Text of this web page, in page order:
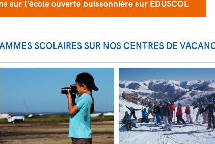
sur l’école ouverte buissonnière sur EDUSCOL
SCOLAIRES SUR NOS CENTRES DE